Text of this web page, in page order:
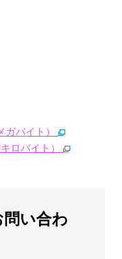
バイト）
ロバイト）
い合わ